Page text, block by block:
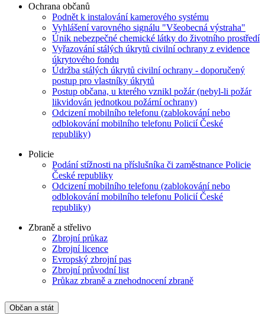
Ochrana občanů
Podnět k instalování kamerového systému
Vyhlášení varovného signálu "Všeobecná výstraha"
Únik nebezpečné chemické látky do životního prostředí
Vyřazování stálých úkrytů civilní ochrany z evidence
úkrytového fondu
Údržba stálých úkrytů civilní ochrany - doporučený
postup pro vlastníky úkrytů
Postup občana, u kterého vznikl požár (nebyl-li požár
likvidován jednotkou požární ochrany)
Odcizení mobilního telefonu (zablokování nebo
odblokování mobilního telefonu Policií České
republiky)
Policie
Podání stížnosti na příslušníka či zaměstnance Policie
České republiky
Odcizení mobilního telefonu (zablokování nebo
odblokování mobilního telefonu Policií České
republiky)
Zbraně a střelivo
Zbrojní průkaz
Zbrojní licence
Evropský zbrojní pas
Zbrojní průvodní list
Průkaz zbraně a znehodnocení zbraně
Občan a stát